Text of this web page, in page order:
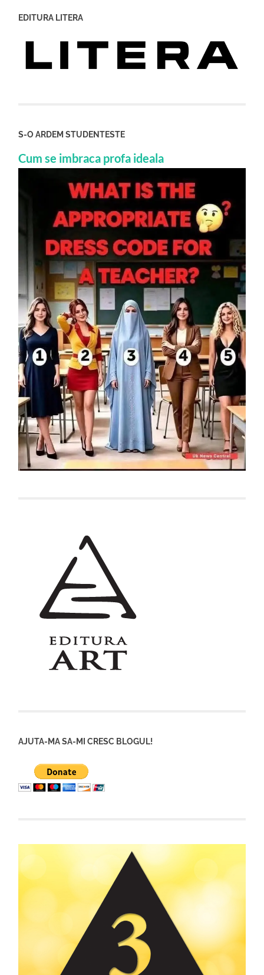
EDITURA LITERA
S-O ARDEM STUDENTESTE
Cum se imbraca profa ideala
AJUTA-MA SA-MI CRESC BLOGUL!